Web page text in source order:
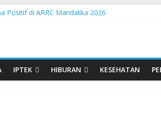
Positif di ARRC Mandalika 2026
Willy : Terima Kasih BI Atas Kepeduliannya
IPTEK HIBURAN KESEHATAN